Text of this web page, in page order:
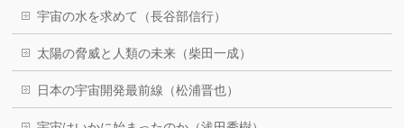
宇宙の水を求めて（長谷部信行）
太陽の脅威と人類の未来（柴田一成）
日本の宇宙開発最前線（松浦晋也）